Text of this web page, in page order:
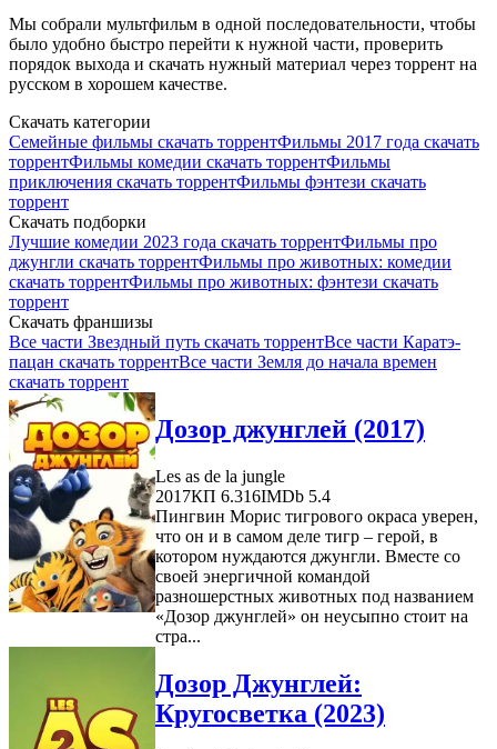
Мы собрали мультфильм в одной последовательности, чтобы
было удобно быстро перейти к нужной части, проверить
порядок выхода и скачать нужный материал через торрент на
русском в хорошем качестве.
Скачать категории
Семейные фильмы скачать торрентФильмы 2017 года скачать
торрентФильмы комедии скачать торрентФильмы
приключения скачать торрентФильмы фэнтези скачать
торрент
Скачать подборки
Лучшие комедии 2023 года скачать торрентФильмы про
джунгли скачать торрентФильмы про животных: комедии
скачать торрентФильмы про животных: фэнтези скачать
торрент
Скачать франшизы
Все части Звездный путь скачать торрентВсе части Каратэ-
пацан скачать торрентВсе части Земля до начала времен
скачать торрент
Дозор джунглей (2017)
Les as de la jungle
2017КП 6.316IMDb 5.4
Пингвин Морис тигрового окраса уверен,
что он и в самом деле тигр – герой, в
котором нуждаются джунгли. Вместе со
своей энергичной командой
разношерстных животных под названием
«Дозор джунглей» он неусыпно стоит на
стра...
Дозор Джунглей:
Кругосветка (2023)